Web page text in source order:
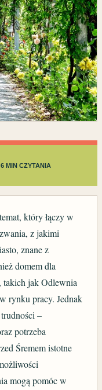
6 MIN CZYTANIA
który łączy w
z jakimi
znane z
domem dla
takich jak Odlewnia
rynku pracy. Jednak
–
potrzeba
Śremem istotne
mogą pomóc w